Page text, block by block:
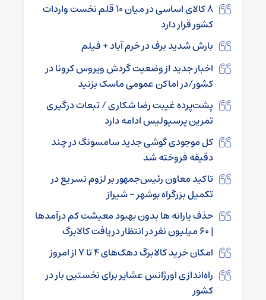
۸ کالای اساسی در میان ۱۰ قلم نخست واردات
کشور قرار دارد
بارش شدید برف در خرم آباد + فیلم
اخبار جدید از وضعیت گردش ویروس کرونا در
کشور/در اماکن عمومی ماسک بزنید
پشت‌پرده غیبت رضا شکاری / تبعات درگیری
تمرین پرسپولیس ادامه دارد
کل موجودی گوشی جدید سامسونگ در چند
دقیقه فروخته شد
تاکید معاون رئیس‌جمهور بر لزوم تسریع در
تکمیل بزرگراه بوشهر – شیراز
حذف یارانه ها بدون بهبود معیشت کم درآمدها
| ۶۰ میلیون نفر در انتظار دریافت کالابرگ
امکان خرید کالابرگ دهک‌های ۴ تا ۷ از امروز
راه‌اندازی اورژانس عشایر برای نخستین بار در
کشور